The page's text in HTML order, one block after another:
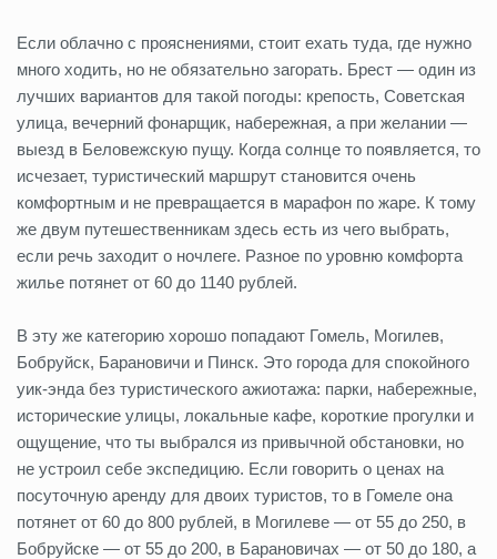
Если облачно с прояснениями, стоит ехать туда, где нужно
много ходить, но не обязательно загорать. Брест — один из
лучших вариантов для такой погоды: крепость, Советская
улица, вечерний фонарщик, набережная, а при желании —
выезд в Беловежскую пущу. Когда солнце то появляется, то
исчезает, туристический маршрут становится очень
комфортным и не превращается в марафон по жаре. К тому
же двум путешественникам здесь есть из чего выбрать,
если речь заходит о ночлеге. Разное по уровню комфорта
жилье потянет от 60 до 1140 рублей.
В эту же категорию хорошо попадают Гомель, Могилев,
Бобруйск, Барановичи и Пинск. Это города для спокойного
уик-энда без туристического ажиотажа: парки, набережные,
исторические улицы, локальные кафе, короткие прогулки и
ощущение, что ты выбрался из привычной обстановки, но
не устроил себе экспедицию. Если говорить о ценах на
посуточную аренду для двоих туристов, то в Гомеле она
потянет от 60 до 800 рублей, в Могилеве — от 55 до 250, в
Бобруйске — от 55 до 200, в Барановичах — от 50 до 180, а